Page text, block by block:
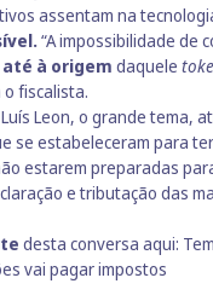
assentam na
“A impossibilidade de
à origem daquele
o fiscalista.
Leon, o grande tema,
se estabeleceram para
estarem preparadas
e tributação das
desta conversa aqui:
vai pagar impostos